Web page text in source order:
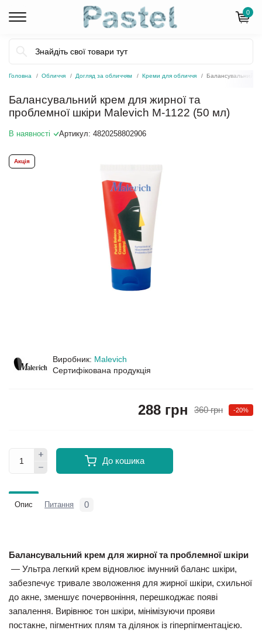
0
Головна Обличчя Догляд за обличчям Креми для обличчя Балансувальний
Балансувальний крем для жирної та
проблемної шкіри Malevich М-1122 (50 мл)
В наявності Артикул: 4820258802906
Акція
Виробник: Malevich
Сертифікована продукція
360 грн -20%
288 грн
До кошика
Опис Питання 0
Балансувальний крем для жирної та проблемної шкіри
— Ультра легкий крем відновлює імунний баланс шкіри,
забезпечує тривале зволоження для жирної шкіри, схильної
до акне, зменшує почервоніння, перешкоджає появі
запалення. Вирівнює тон шкіри, мінімізуючи прояви
постакне, пігментних плям та ділянок із гіперпігментацією.